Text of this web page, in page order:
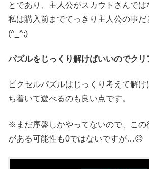
とであり、主人公がスカウトさんでは
私は購入前までてっきり主人公の事だ
(^_^;)
パズルをじっくり解けばいいのでクリ
ピクセルパズルはじっくり考えて解
ち着いて遊べるのも良い点です。
※まだ序盤しかやってないので、この
がある可能性も0ではないですが…😥